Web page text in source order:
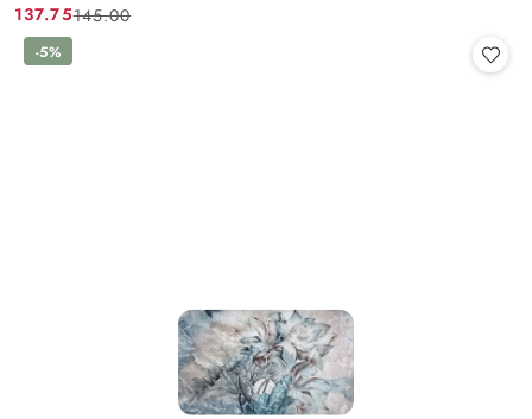
Cena
promocyjna:
137.75
Cena
przed
145.00
-5%